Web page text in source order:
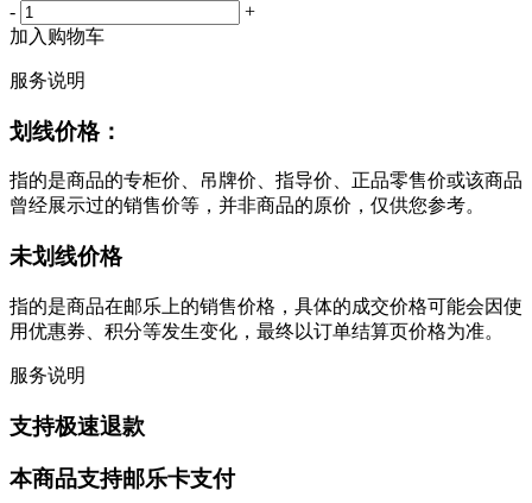
-
+
加入购物车
服务说明
划线价格：
指的是商品的专柜价、吊牌价、指导价、正品零售价或该商品
曾经展示过的销售价等，并非商品的原价，仅供您参考。
未划线价格
指的是商品在邮乐上的销售价格，具体的成交价格可能会因使
用优惠券、积分等发生变化，最终以订单结算页价格为准。
服务说明
支持极速退款
本商品支持邮乐卡支付